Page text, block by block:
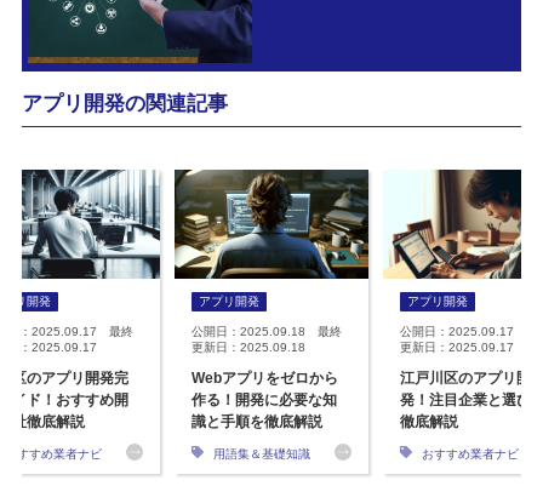
アプリ開発の関連記事
プリ開発
日：2025.09.17 最終
日：2025.09.17
区のアプリ開発完
イド！おすすめ開
社徹底解説
おすすめ業者ナビ
アプリ開発
公開日：2025.09.18 最終
更新日：2025.09.18
Webアプリをゼロから
作る！開発に必要な知
識と手順を徹底解説
用語集＆基礎知識
アプリ開発
公開日：2025.09.17 最
更新日：2025.09.17
江戸川区のアプリ開
発！注目企業と選び
徹底解説
おすすめ業者ナビ